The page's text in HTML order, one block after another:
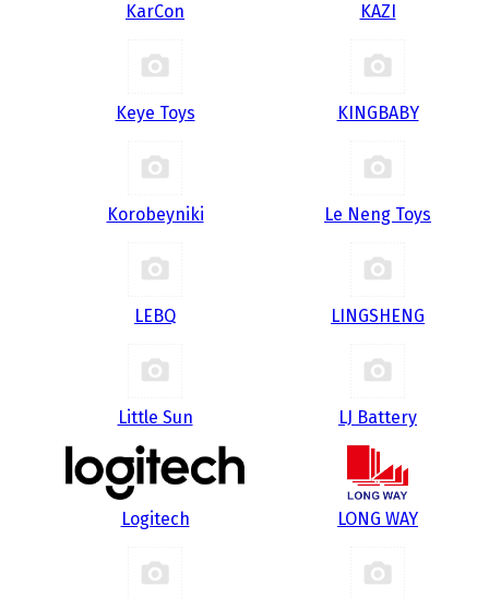
KarCon KAZI
Keye Toys KINGBABY
Korobeyniki Le Neng Toys
LEBQ LINGSHENG
Little Sun LJ Battery
Logitech LONG WAY